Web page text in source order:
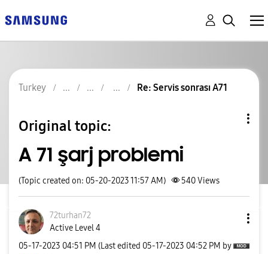
Turkey Re: Servis sonrası A71
Original topic:
A 71 şarj problemi
(Topic created on: 05-20-2023 11:57 AM) 540Views
72turhan72
Active Level 4
‎05-17-2023 04:51 PM (Last edited ‎05-17-2023 04:52 PM by